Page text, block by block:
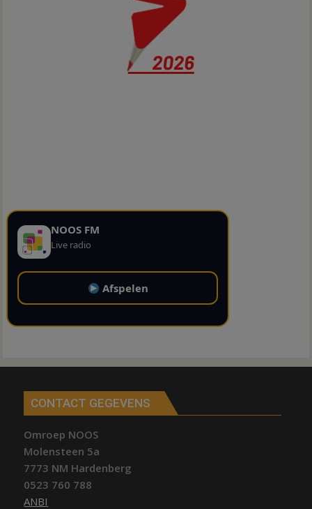
NOOS FM
Live radio
Afspelen
CONTACT GEGEVENS
Omroep NOOS
Molensteen 5a
7773 NM Hardenberg
0523 760 788
ANBI